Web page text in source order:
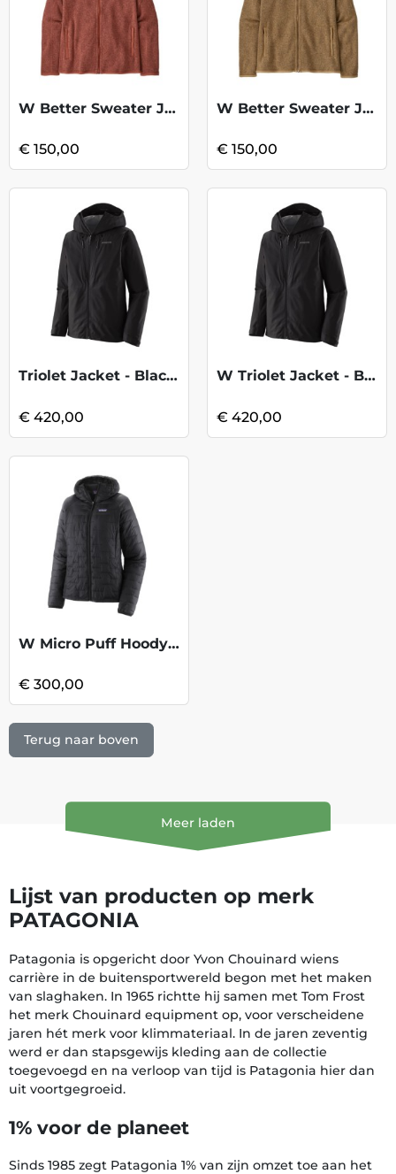
W Better Sweater Jacket - Burl Red
€ 150,00
W Better Sweater Jacket - Grayling Brown
€ 150,00
Triolet Jacket - Black 2
€ 420,00
W Triolet Jacket - Black 2
€ 420,00
W Micro Puff Hoody - Black
€ 300,00
Terug naar boven
Meer laden
Lijst van producten op merk
PATAGONIA
Patagonia is opgericht door Yvon Chouinard wiens
carrière in de buitensportwereld begon met het maken
van slaghaken. In 1965 richtte hij samen met Tom Frost
het merk Chouinard equipment op, voor verscheidene
jaren hét merk voor klimmateriaal. In de jaren zeventig
werd er dan stapsgewijs kleding aan de collectie
toegevoegd en na verloop van tijd is Patagonia hier dan
uit voortgegroeid.
1% voor de planeet
Sinds 1985 zegt Patagonia 1% van zijn omzet toe aan het